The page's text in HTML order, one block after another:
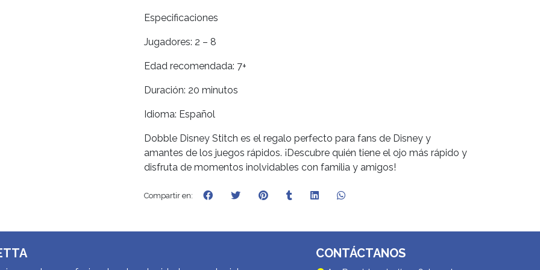
Especificaciones
Jugadores: 2 – 8
Edad recomendada: 7+
Duración: 20 minutos
Idioma: Español
Dobble Disney Stitch es el regalo perfecto para fans de Disney y
amantes de los juegos rápidos. ¡Descubre quién tiene el ojo más rápido y
disfruta de momentos inolvidables con familia y amigos!
Compartir en:
CONTÁCTANOS